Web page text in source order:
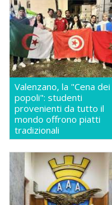
Valenzano, la "Cena dei
popoli": studenti
provenienti da tutto il
mondo offrono piatti
tradizionali